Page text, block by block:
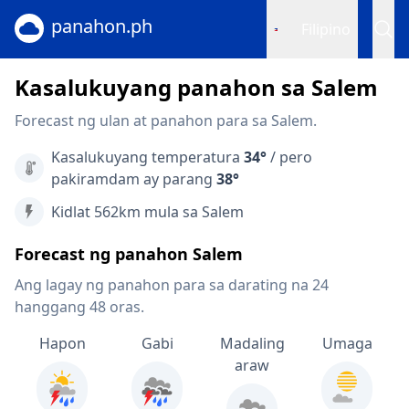
panahon.ph
Kasalukuyang panahon sa Salem
Forecast ng ulan at panahon para sa Salem.
Kasalukuyang temperatura 34°/ pero
pakiramdam ay parang 38°
Kidlat 562km mula sa Salem
Forecast ng panahon Salem
Ang lagay ng panahon para sa darating na 24
hanggang 48 oras.
Hapon
Gabi
Madaling
araw
Umaga